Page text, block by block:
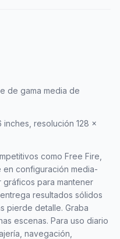
de gama media de
inches, resolución 128 x
como Free Fire,
en configuración media-
gráficos para mantener
resultados sólidos
pierde detalle. Graba
escenas. Para uso diario
navegación,